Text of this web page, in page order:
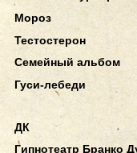
Мороз
Тестостерон
Семейный альбом
Гуси-лебеди
ДК
Гипнотеатр Бранко